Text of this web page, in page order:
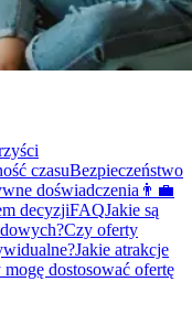
czasuBezpieczeństwo
doświadczenia 👨‍💼
decyzjiFAQJakie są
Czy oferty
Jakie atrakcje
mogę dostosować ofertę